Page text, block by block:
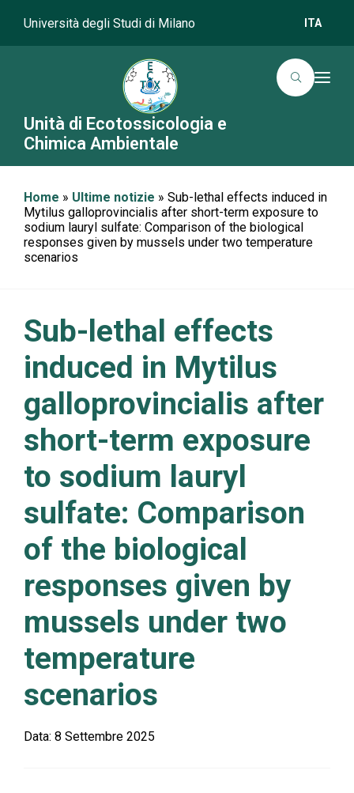
Università degli Studi di Milano ITA
Unità di Ecotossicologia e
Chimica Ambientale
T
a
Home » Ultime notizie » Sub-lethal effects induced in
Mytilus galloprovincialis after short-term exposure to
sodium lauryl sulfate: Comparison of the biological
responses given by mussels under two temperature
scenarios
Sub-lethal effects
induced in Mytilus
galloprovincialis after
short-term exposure
to sodium lauryl
sulfate: Comparison
of the biological
responses given by
mussels under two
temperature
scenarios
Data: 8 Settembre 2025